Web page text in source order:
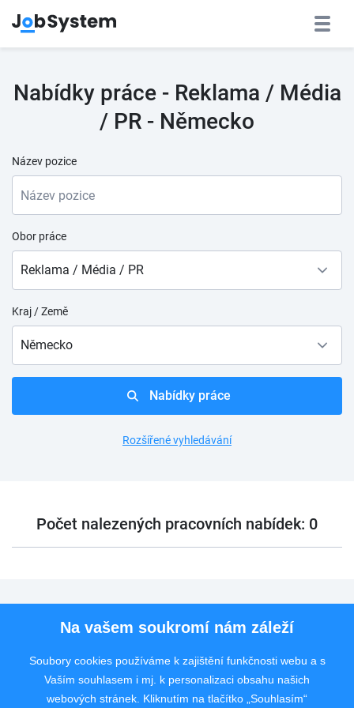
Nabídky práce - Reklama / Média
/ PR - Německo
Název pozice
Obor práce
Reklama / Média / PR
Kraj / Země
Německo
Nabídky práce
Rozšířené vyhledávání
Počet nalezených pracovních nabídek: 0
Pro uchazeče
Rychlý kontakt
Na vašem soukromí nám záleží
Soubory cookies používáme k zajištění funkčnosti webu a s
Vaším souhlasem i mj. k personalizaci obsahu našich
webových stránek. Kliknutím na tlačítko „Souhlasím“